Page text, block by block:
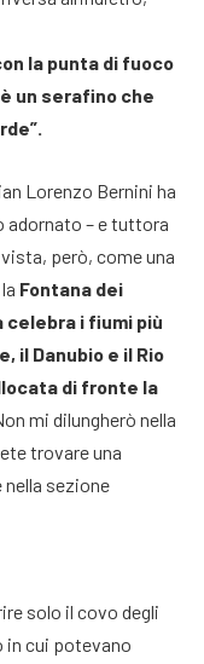
la punta di fuoco
un serafino che
Lorenzo Bernini ha
adornato – e tuttora
però, come una
Fontana dei
celebra i fiumi più
il Danubio e il Rio
di fronte la
mi dilungherò nella
trovare una
nella sezione
solo il covo degli
in cui potevano